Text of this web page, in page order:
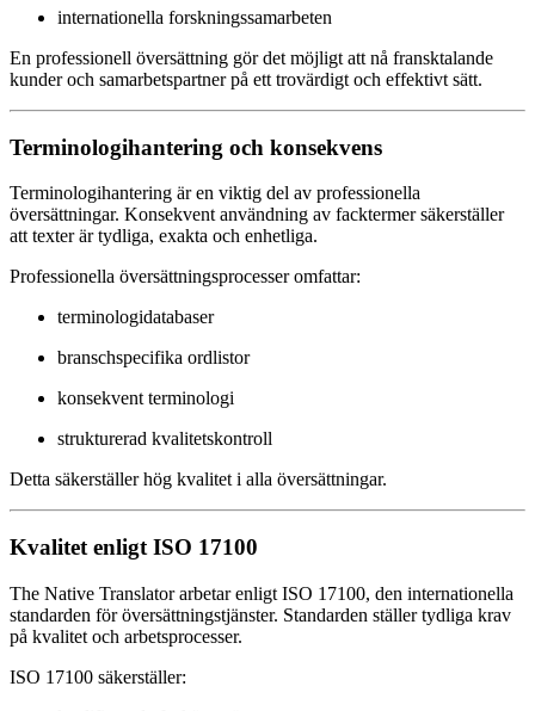
internationella forskningssamarbeten
En professionell översättning gör det möjligt att nå fransktalande
kunder och samarbetspartner på ett trovärdigt och effektivt sätt.
Terminologihantering och konsekvens
Terminologihantering är en viktig del av professionella
översättningar. Konsekvent användning av facktermer säkerställer
att texter är tydliga, exakta och enhetliga.
Professionella översättningsprocesser omfattar:
terminologidatabaser
branschspecifika ordlistor
konsekvent terminologi
strukturerad kvalitetskontroll
Detta säkerställer hög kvalitet i alla översättningar.
Kvalitet enligt ISO 17100
The Native Translator arbetar enligt ISO 17100, den internationella
standarden för översättningstjänster. Standarden ställer tydliga krav
på kvalitet och arbetsprocesser.
ISO 17100 säkerställer: